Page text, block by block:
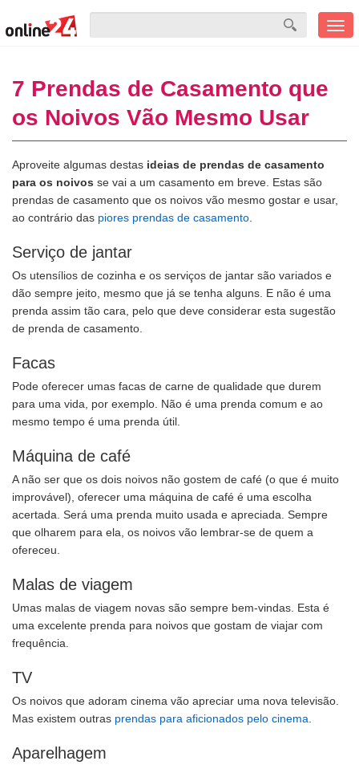
7 Prendas de Casamento que
os Noivos Vão Mesmo Usar
Aproveite algumas destas ideias de prendas de casamento
para os noivos se vai a um casamento em breve. Estas são
prendas de casamento que os noivos vão mesmo gostar e usar,
ao contrário das piores prendas de casamento
Serviço de jantar
Os utensílios de cozinha e os serviços de jantar são variados e
dão sempre jeito, mesmo que já se tenha alguns. E não é uma
prenda assim tão cara, pelo que deve considerar esta sugestão
de prenda de casamento.
Facas
Pode oferecer umas facas de carne de qualidade que durem
para uma vida, por exemplo. Não é uma prenda comum e ao
mesmo tempo é uma prenda útil.
Máquina de café
A não ser que os dois noivos não gostem de café (o que é muito
improvável), oferecer uma máquina de café é uma escolha
acertada. Será uma prenda muito usada e apreciada. Sempre
que olharem para ela, os noivos vão lembrar-se de quem a
ofereceu.
Malas de viagem
Umas malas de viagem novas são sempre bem-vindas. Esta é
uma excelente prenda para noivos que gostam de viajar com
frequência.
TV
Os noivos que adoram cinema vão apreciar uma nova televisão.
Mas existem outras prendas para aficionados pelo cinema
Aparelhagem